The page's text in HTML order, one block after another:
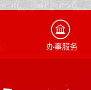
办事服务